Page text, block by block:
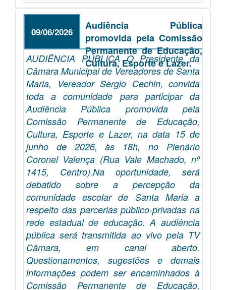
09/06/2026
Audiência Pública
promovida pela Comissão
Permanente de Educação,
Cultura, Esporte e Lazer.
AUDIÊNCIA PÚBLICA O Presidente da
Câmara Municipal de Vereadores de Santa
Maria, Vereador Sergio Cechin, convida
toda a comunidade para participar da
Audiência Pública promovida pela
Comissão Permanente de Educação,
Cultura, Esporte e Lazer, na data 15 de
junho de 2026, às 18h, no Plenário
Coronel Valença (Rua Vale Machado, nº
1415, Centro).Na oportunidade, será
debatido sobre a percepção da
comunidade escolar de Santa Maria a
respeito das parcerias público-privadas na
rede estadual de educação. A audiência
pública será transmitida ao vivo pela TV
Câmara, em canal aberto.
Questionamentos, sugestões e demais
informações podem ser encaminhados à
Comissão Permanente de Educação,